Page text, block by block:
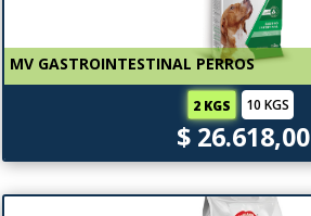
MV GASTROINTESTINAL PERROS
2 KGS 10 KGS
$ 26.618,00